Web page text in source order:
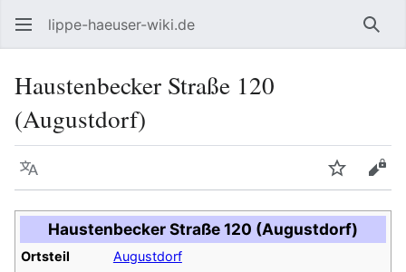
lippe-haeuser-wiki.de
Haustenbecker Straße 120
(Augustdorf)
Sprache
Haustenbecker Straße 120 (Augustdorf)
Ortsteil
Augustdorf